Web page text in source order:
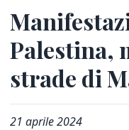
Palestina,
strade di
21 aprile 2024